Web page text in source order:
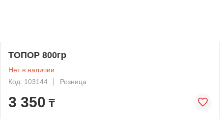
ТОПОР 800гр
Нет в наличии
Код: 103144
Розница
3 350 ₸